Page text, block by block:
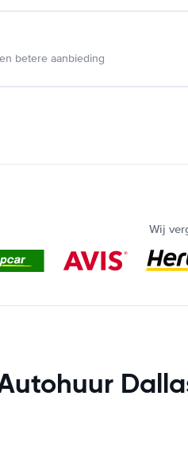
betere aanbieding
Wij